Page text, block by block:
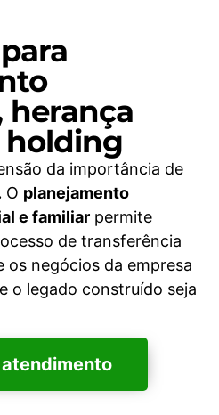
herança
da importância de
O planejamento
e familiar permite
de transferência
os negócios da empresa
o legado construído seja